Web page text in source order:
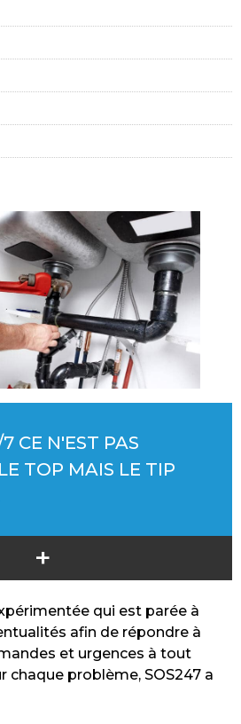
CE N'EST PAS
TOP MAIS LE TIP
+
qui est parée à
afin de répondre à
et urgences à tout
chaque problème, SOS247 a